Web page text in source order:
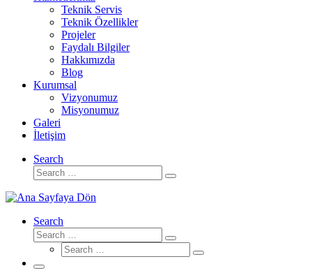
Teknik Servis
Teknik Özellikler
Projeler
Faydalı Bilgiler
Hakkımızda
Blog
Kurumsal
Vizyonumuz
Misyonumuz
Galeri
İletişim
Search
Search
Search
Search
Search
Search
Search
Search
Menü